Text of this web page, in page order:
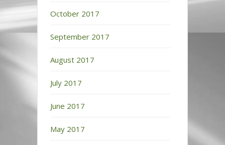
October 2017
September 2017
August 2017
July 2017
June 2017
May 2017